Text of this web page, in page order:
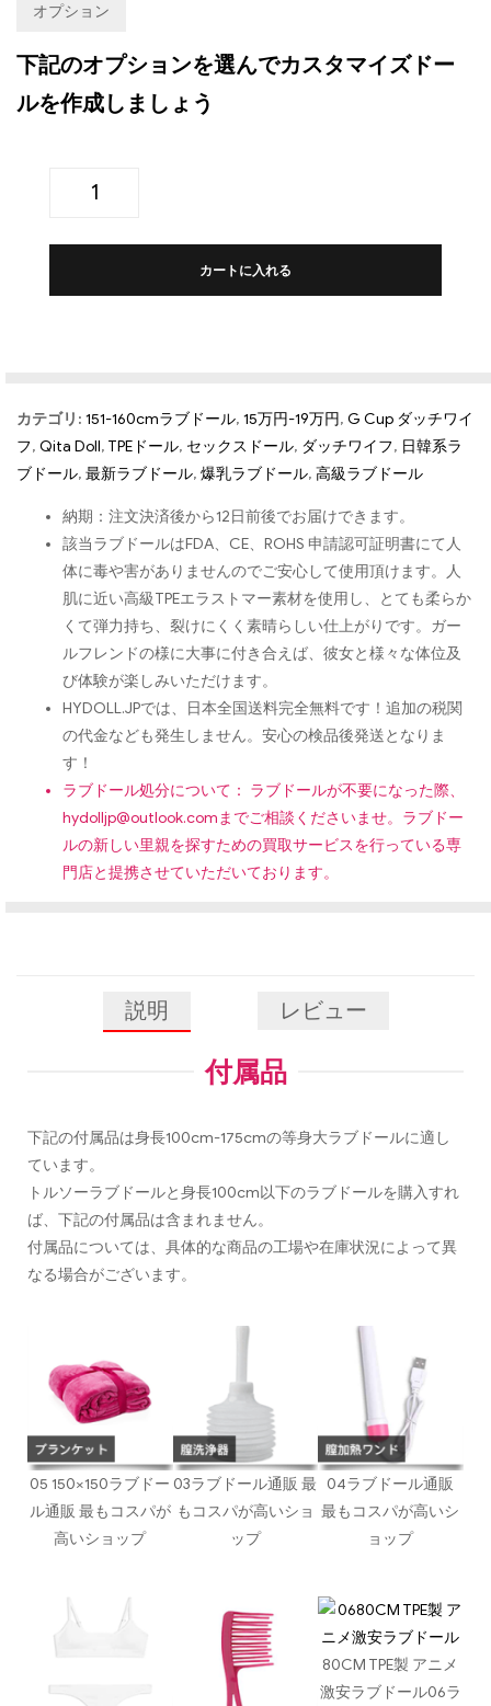
オプション
下記のオプションを選んでカスタマイズドー
ルを作成しましょう
カートに入れる
カテゴリ: 151-160cmラブドール, 15万円-19万円, G Cup ダッチワイ
フ, Qita Doll, TPEドール, セックスドール, ダッチワイフ, 日韓系ラ
ブドール, 最新ラブドール, 爆乳ラブドール, 高級ラブドール
納期：注文決済後から12日前後でお届けできます。
該当ラブドールはFDA、CE、ROHS 申請認可証明書にて人
体に毒や害がありませんのでご安心して使用頂けます。人
肌に近い高級TPEエラストマー素材を使用し、とても柔らか
くて弾力持ち、裂けにくく素晴らしい仕上がりです。ガー
ルフレンドの様に大事に付き合えば、彼女と様々な体位及
び体験が楽しみいただけます。
HYDOLL.JPでは、日本全国送料完全無料です！追加の税関
の代金なども発生しません。安心の検品後発送となりま
す！
ラブドール処分について： ラブドールが不要になった際、
hydolljp@outlook.comまでご相談くださいませ。ラブドー
ルの新しい里親を探すための買取サービスを行っている専
門店と提携させていただいております。
説明 レビュー
付属品
下記の付属品は身長100cm-175cmの等身大ラブドールに適し
ています。
トルソーラブドールと身長100cm以下のラブドールを購入すれ
ば、下記の付属品は含まれません。
付属品については、具体的な商品の工場や在庫状況によって異
なる場合がございます。
05 150×150ラブドー
ル通販 最もコスパが
高いショップ
03ラブドール通販 最
もコスパが高いショ
ップ
04ラブドール通販
最もコスパが高いシ
ョップ
80CM TPE製 アニメ
激安ラブドール06ラ